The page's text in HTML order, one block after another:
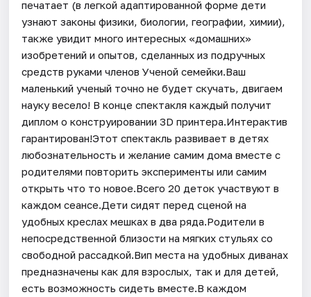
печатает (в легкой адаптированной форме дети
узнают законы физики, биологии, географии, химии),
также увидит много интересных «домашних»
изобретений и опытов, сделанных из подручных
средств руками членов Ученой семейки.Ваш
маленький ученый точно не будет скучать, двигаем
науку весело! В конце спектакля каждый получит
диплом о конструировании 3D принтера.Интерактив
гарантирован!Этот спектакль развивает в детях
любознательность и желание самим дома вместе с
родителями повторить эксперименты или самим
открыть что то новое.Всего 20 деток участвуют в
каждом сеансе.Дети сидят перед сценой на
удобных креслах мешках в два ряда.Родители в
непосредственной близости на мягких стульях со
свободной рассадкой.Вип места на удобных диванах
предназначены как для взрослых, так и для детей,
есть возможность сидеть вместе.В каждом